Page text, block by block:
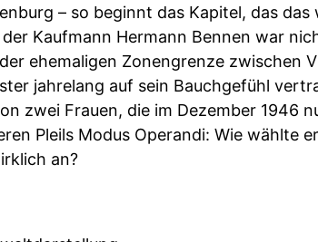
– so beginnt das Kapitel, das
Kaufmann Hermann Bennen war
ehemaligen Zonengrenze zwischen
jahrelang auf sein Bauchgefühl
zwei Frauen, die im Dezember 1946
Pleils Modus Operandi: Wie wählte
an?